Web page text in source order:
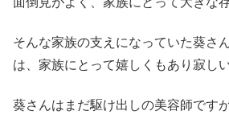
そんな家族の支えになっていた葵さ
は、家族にとって嬉しくもあり寂し
葵さんはまだ駆け出しの美容師です